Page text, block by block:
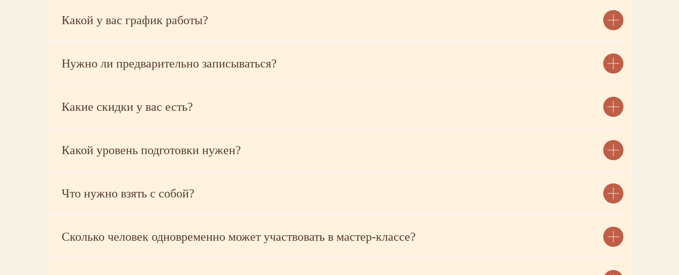
Какой у вас график работы?
Нужно ли предварительно записываться?
Какие скидки у вас есть?
Какой уровень подготовки нужен?
Что нужно взять с собой?
Сколько человек одновременно может участвовать в мастер-классе?